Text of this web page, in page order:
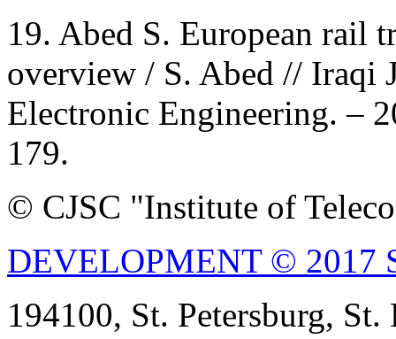
19. Abed S. European rail
overview / S. Abed // Iraqi
Electronic Engineering. –
179.
© CJSC "Institute of
DEVELOPMENT © 2017
194100, St. Petersburg,